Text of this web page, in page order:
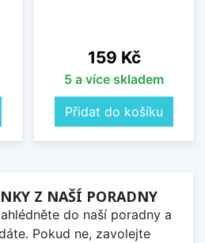
Cena
159 Kč
5 a více skladem
Přidat do košíku
Z NAŠÍ PORADNY
do naší poradny a
Pokud ne, zavolejte